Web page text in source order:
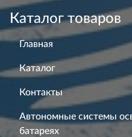
Каталог товаров
Главная
Каталог
Контакты
Автономные системы
батареях